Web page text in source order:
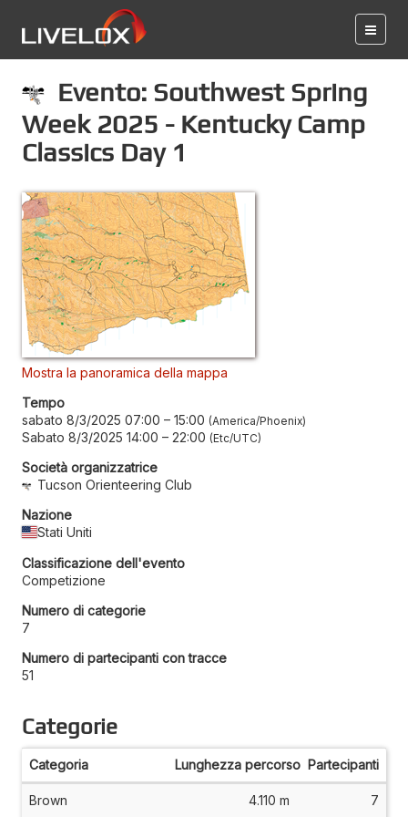
Evento: Southwest Spring
Week 2025 - Kentucky Camp
Classics Day 1
Mostra la panoramica della mappa
Tempo
sabato 8/3/2025 07:00 – 15:00 America/Phoenix
Sabato 8/3/2025 14:00 – 22:00 Etc/UTC
Società organizzatrice
Tucson Orienteering Club
Nazione
Stati Uniti
Classificazione dell'evento
Competizione
Numero di categorie
7
Numero di partecipanti con tracce
51
Categorie
Categoria Lunghezza percorso Partecipanti
Brown 4.110 m 7